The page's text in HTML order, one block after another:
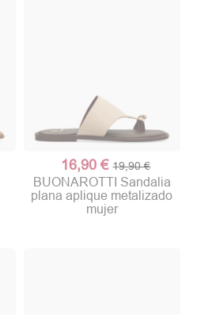
16,90 € 19,90 €
BUONAROTTI Sandalia
plana aplique metalizado
mujer